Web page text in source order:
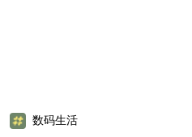
数码生活